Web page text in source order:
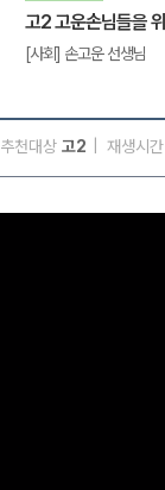
고2 고운손님들을
[사회] 손고운 선생님
추천대상 고2 재생시간